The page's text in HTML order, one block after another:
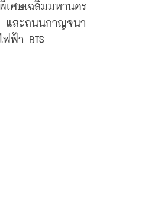
เศษเฉลิมมหานคร
และถนนกาญจนา
ฟฟ้า BTS